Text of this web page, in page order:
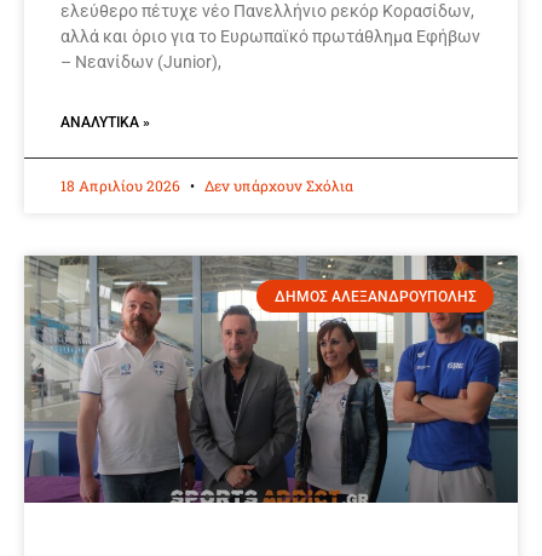
ελεύθερο πέτυχε νέο Πανελλήνιο ρεκόρ Κορασίδων,
αλλά και όριο για το Ευρωπαϊκό πρωτάθλημα Εφήβων
– Νεανίδων (Junior),
ΑΝΑΛΥΤΙΚΆ »
18 Απριλίου 2026 Δεν υπάρχουν Σχόλια
ΔΗΜΟΣ ΑΛΕΞΑΝΔΡΟΥΠΟΛΗΣ